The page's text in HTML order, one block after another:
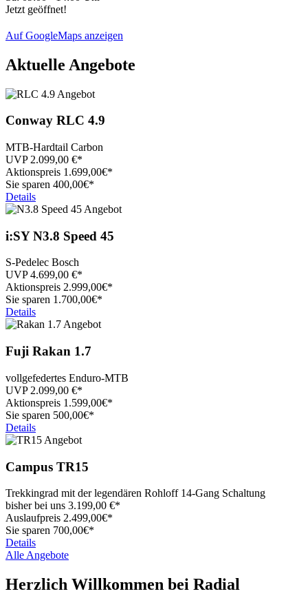
Jetzt geöffnet!
Auf GoogleMaps anzeigen
Aktuelle Angebote
Conway RLC 4.9
MTB-Hardtail Carbon
UVP 2.099,00 €*
Aktionspreis 1.699,00€*
Sie sparen 400,00€*
Details
i:SYN3.8 Speed 45
S-Pedelec Bosch
UVP4.699,00 €*
Aktionspreis 2.999,00€*
Sie sparen 1.700,00€*
Details
Fuji Rakan 1.7
vollgefedertes Enduro-MTB
UVP 2.099,00 €*
Aktionspreis 1.599,00€*
Sie sparen 500,00€*
Details
Campus TR15
Trekkingrad mit der legendären Rohloff 14-Gang Schaltung
bisher bei uns 3.199,00 €*
Auslaufpreis 2.499,00€*
Sie sparen 700,00€*
Details
Alle Angebote
Herzlich Willkommen bei Radial